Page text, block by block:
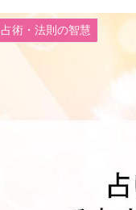
占術・法則の智慧